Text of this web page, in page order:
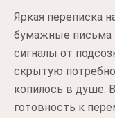
Яркая переписка
бумажные письма
сигналы от
скрытую
копилось в душе.
готовность к